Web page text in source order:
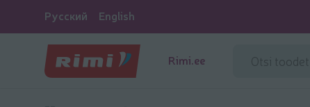
Русский English
Rimi.ee